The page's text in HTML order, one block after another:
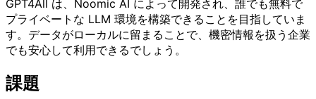
GPT4All は、Noomic AI によって開発され、誰でも無料で
プライベートな LLM 環境を構築できることを目指していま
す。データがローカルに留まることで、機密情報を扱う企業
でも安心して利用できるでしょう。
課題